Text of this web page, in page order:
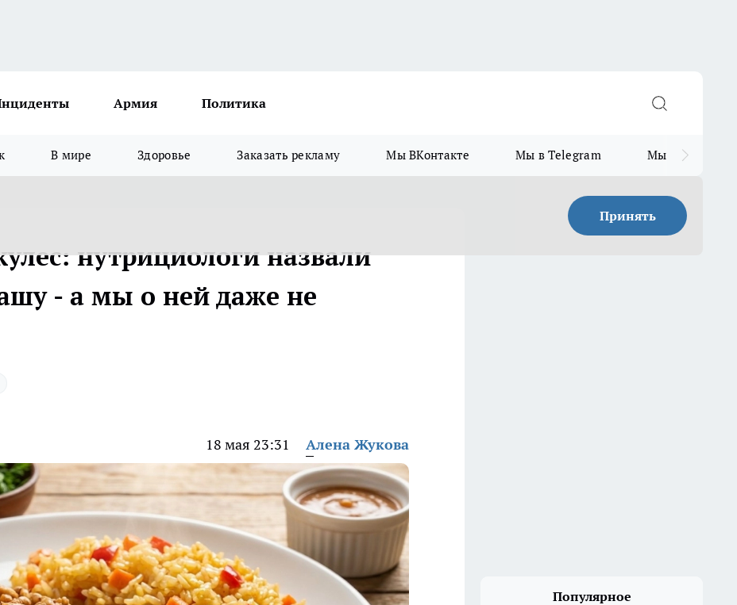
Армия Политика
В мире Здоровье Заказать рекламу Мы ВКонтакте Мы в Telegram Мы в MAX
Принять
нутрициологи назвали
- а мы о ней даже не
18 мая 23:31 Алена Жукова
Популярное